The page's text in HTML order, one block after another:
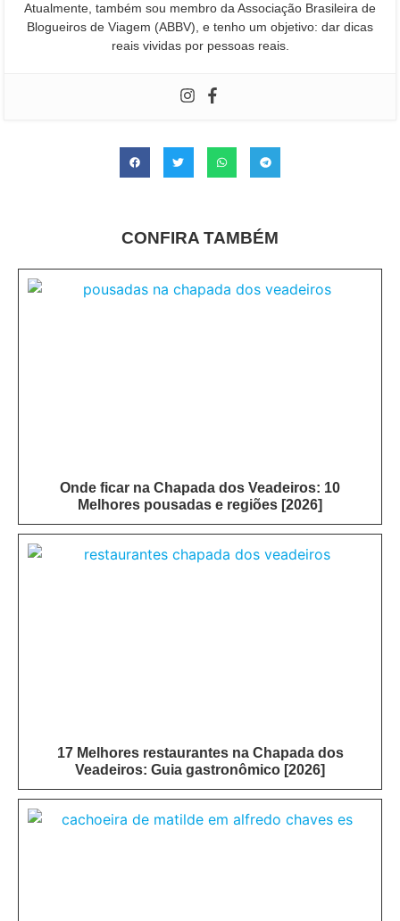
Atualmente, também sou membro da Associação Brasileira de
Blogueiros de Viagem (ABBV), e tenho um objetivo: dar dicas
reais vividas por pessoas reais.
CONFIRA TAMBÉM
Onde ficar na Chapada dos Veadeiros: 10
Melhores pousadas e regiões [2026]
17 Melhores restaurantes na Chapada dos
Veadeiros: Guia gastronômico [2026]